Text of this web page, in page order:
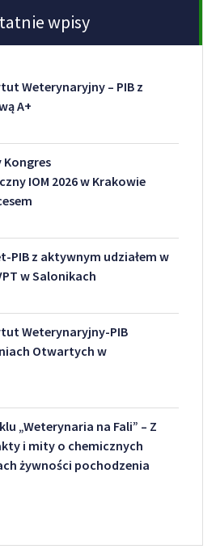
wpisy
Weterynaryjny – PIB z
A+
IOM 2026 w Krakowie
PIB z aktywnym udziałem w
w Salonikach
Weterynaryjny-PIB
Otwartych w
„Weterynaria na Fali” – Z
i mity o chemicznych
żywności pochodzenia